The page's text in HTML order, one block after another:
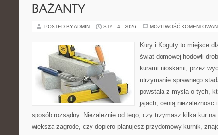
BAŻANTY
POSTED BY ADMIN STY - 4 - 2026 MOŻLIWOŚĆ
Kury i Koguty to miejsce
świat domowej hodowli
kurami nioskami, przez
utrzymanie sprawnego
powstała z myślą o tych,
jajach, cenią niezależność
sposób rozsądny. Niezależnie od tego, czy trzymasz kilka kur na
większą zagrodę, czy dopiero planujesz przydomowy kurnik,